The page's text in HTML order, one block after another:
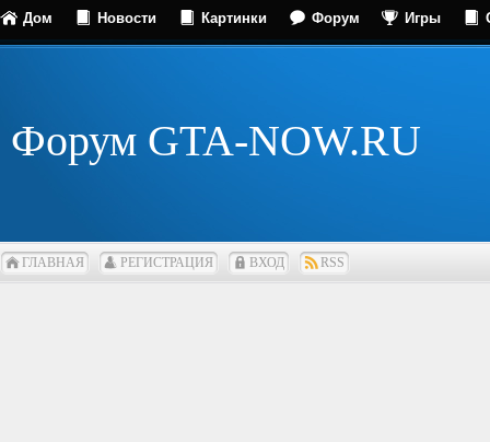
Дом Новости Картинки Форум Игры
Форум GTA-NOW.RU
ГЛАВНАЯ РЕГИСТРАЦИЯ ВХОД RSS